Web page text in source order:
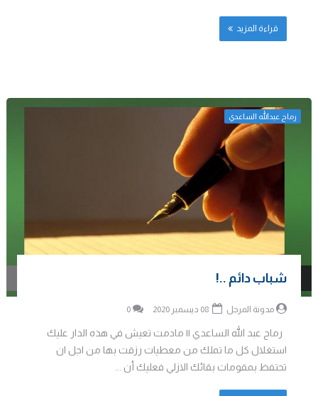
قراءة المزيد
رماح عبدالله الساعدي
شباب دائم ..!
مدونة المرجل 0
رماح عبد الله الساعدي || مادمت تعيش في هذه الدار عليك
استغلال كل ما تملك من معطيات رزقت بها من اجل ان
تحتفظ بمقومات بقائك الازلي فعليك أن ...